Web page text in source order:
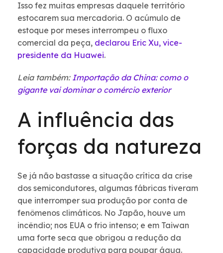
Isso fez muitas empresas daquele território
estocarem sua mercadoria. O acúmulo de
estoque por meses interrompeu o fluxo
comercial da peça, declarou Eric Xu, vice-
presidente da Huawei.
Leia também: Importação da China: como o
gigante vai dominar o comércio exterior
A influência das
forças da natureza
Se já não bastasse a situação crítica da crise
dos semicondutores, algumas fábricas tiveram
que interromper sua produção por conta de
fenômenos climáticos. No Japão, houve um
incêndio; nos EUA o frio intenso; e em Taiwan
uma forte seca que obrigou a redução da
capacidade produtiva para poupar água.